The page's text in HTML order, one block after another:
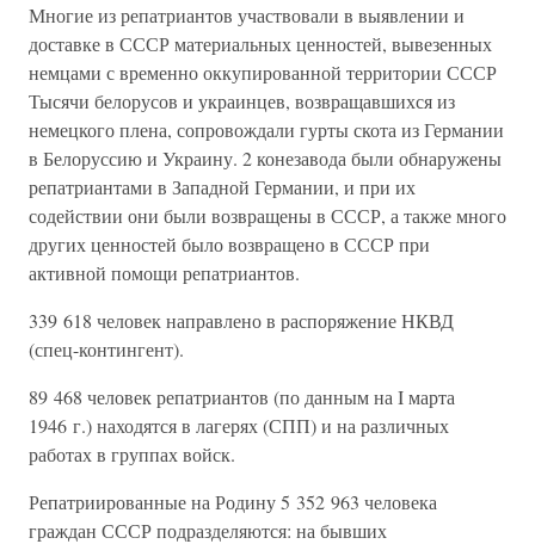
Многие из репатриантов участвовали в выявлении и
доставке в СССР материальных ценностей, вывезенных
немцами с временно оккупированной территории СССР
Тысячи белорусов и украинцев, возвращавшихся из
немецкого плена, сопровождали гурты скота из Германии
в Белоруссию и Украину. 2 конезавода были обнаружены
репатриантами в Западной Германии, и при их
содействии они были возвращены в СССР, а также много
других ценностей было возвращено в СССР при
активной помощи репатриантов.
339 618 человек направлено в распоряжение НКВД
(спец-контингент).
89 468 человек репатриантов (по данным на I марта
1946 г.) находятся в лагерях (СПП) и на различных
работах в группах войск.
Репатриированные на Родину 5 352 963 человека
граждан СССР подразделяются: на бывших